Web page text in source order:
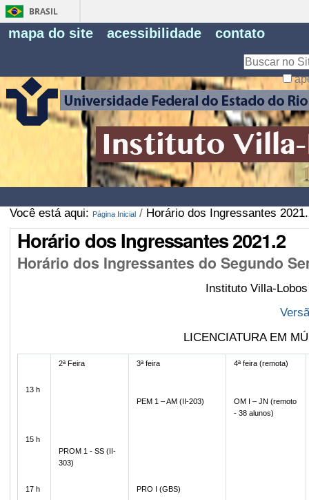
BRASIL
mapa do site acessibilidade contato
Você está aqui: Página Inicial / Horário dos Ingressantes
Horário dos Ingressantes 2021.2
Horário dos Ingressantes do Segundo
Instituto Villa-
LICENCIATURA EM
2ª Feira 3ª feira 4ª feira (remota)
13 h
PEM 1 – AM (II-203)
OM I – JN (remoto
- 38 alunos)
15 h
PROM 1 - SS (II-
303)
17 h PRO I (GBS)